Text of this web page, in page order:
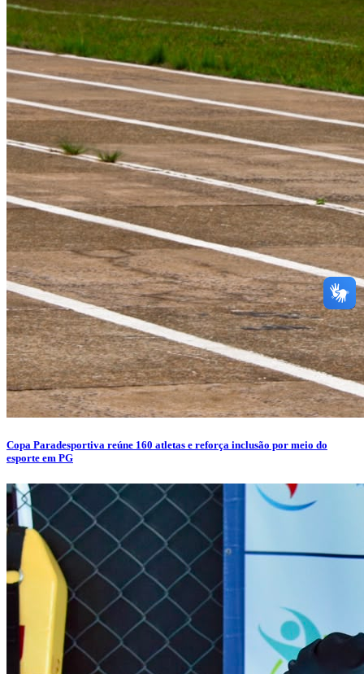
Copa Paradesportiva reúne 160 atletas e reforça inclusão por meio do
esporte em PG